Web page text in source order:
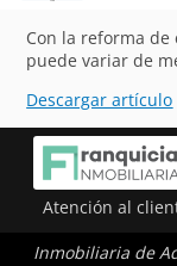
Con la reforma
puede variar de
Descargar artículo
Atención al
Inmobiliaria de